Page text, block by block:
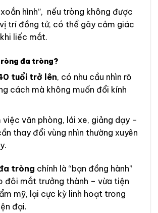
hình”, nếu tròng không được
trí đồng tử, có thể gây cảm giác
liếc mắt.
đa tròng?
tuổi trở lên, có nhu cầu nhìn rõ
cách mà không muốn đổi kính
việc văn phòng, lái xe, giảng dạy –
thay đổi vùng nhìn thường xuyên
tròng chính là “bạn đồng hành”
đôi mắt trưởng thành – vừa tiện
mỹ, lại cực kỳ linh hoạt trong
đại.